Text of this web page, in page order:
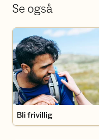
Se også
Bli frivillig
Bli frivillig